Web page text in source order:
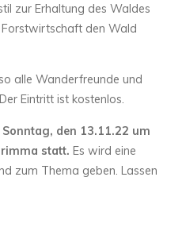
zur Erhaltung des Waldes
den Wald
alle Wanderfreunde und
Eintritt ist kostenlos.
den 13.11.22 um
statt. Es wird eine
zum Thema geben. Lassen